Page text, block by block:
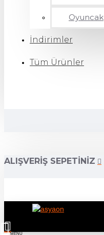
Oyuncak
İndirimler
Tüm Ürünler
ALIŞVERIŞ SEPETINIZ